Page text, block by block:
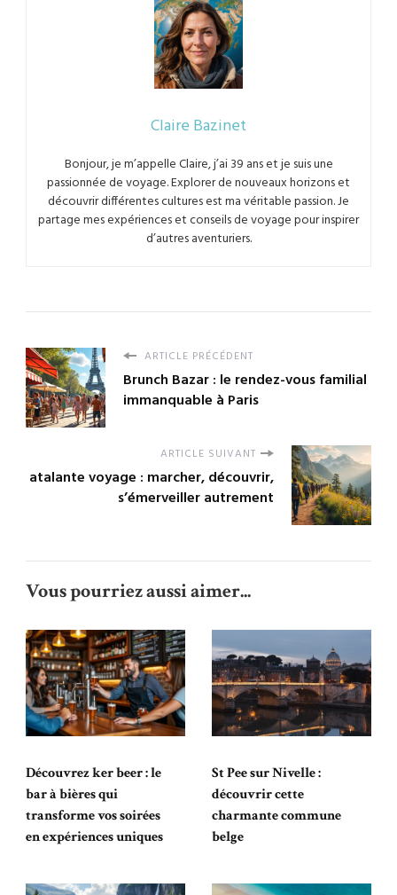
Claire Bazinet
Bonjour, je m’appelle Claire, j’ai 39 ans et je suis une
passionnée de voyage. Explorer de nouveaux horizons et
découvrir différentes cultures est ma véritable passion. Je
partage mes expériences et conseils de voyage pour inspirer
d’autres aventuriers.
ARTICLE PRÉCÉDENT
Brunch Bazar : le rendez-vous familial
immanquable à Paris
ARTICLE SUIVANT
atalante voyage : marcher, découvrir,
s’émerveiller autrement
Vous pourriez aussi aimer...
Découvrez ker beer : le
bar à bières qui
transforme vos soirées
en expériences uniques
St Pee sur Nivelle :
découvrir cette
charmante commune
belge